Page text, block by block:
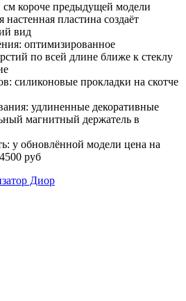
см короче предыдущей модели
пластина создаёт
вид
оптимизированное
по всей длине ближе к стеклу
силиконовые прокладки на скотче
удлиненные декоративные
магнитный держатель в
у обновлённой модели цена на
руб
Диор